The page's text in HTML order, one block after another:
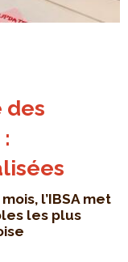
des
l’IBSA met
les plus